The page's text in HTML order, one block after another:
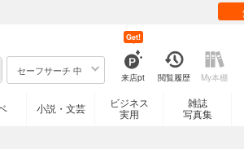
セーフサーチ 中
来店pt
Get!
閲覧履歴 My本棚
小説・文芸
ビジネス
実用
雑誌
写真集